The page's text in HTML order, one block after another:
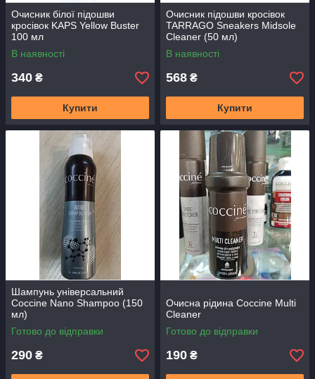
Очисник білої підошви
кросівок KAPS Yellow Buster
100 мл
В наявності
340 ₴
Купити
Очисник підошви кросівок
TARRAGO Sneakers Midsole
Cleaner (50 мл)
В наявності
568 ₴
Купити
Шампунь універсальний
Coccine Nano Shampoo (150
мл)
Готово до відправки
290 ₴
Очисна рідина Coccine Multi
Cleaner
Готово до відправки
190 ₴